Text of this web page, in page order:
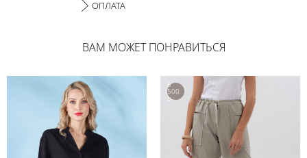
ОПЛАТА
ВАМ МОЖЕТ ПОНРАВИТЬСЯ
5
500
р.